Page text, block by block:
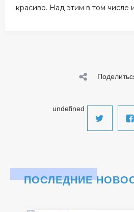
красиво. Над этим в том числе
undefined
ПОСЛЕДНИЕ